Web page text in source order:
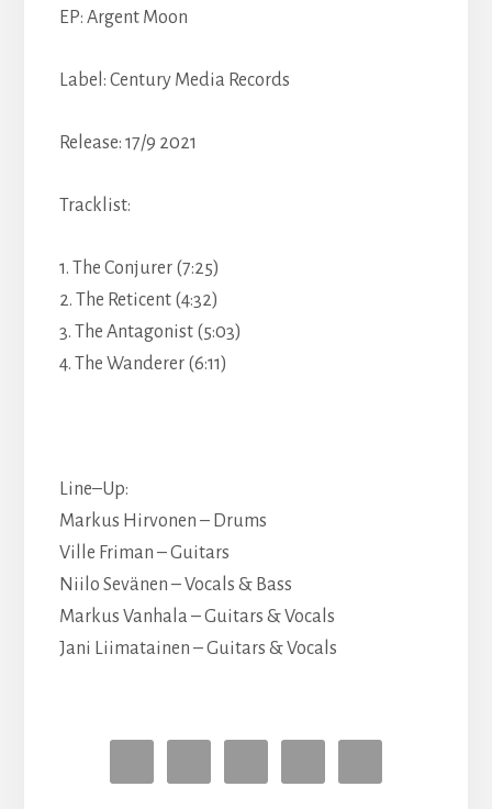
EP: Argent Moon
Label: Century Media Records
Release: 17/9 2021
Tracklist:
1. The Conjurer (7:25)
2. The Reticent (4:32)
3. The Antagonist (5:03)
4. The Wanderer (6:11)
Line–Up:
Markus Hirvonen – Drums
Ville Friman –Guitars
Niilo Sevänen –Vocals & Bass
Markus Vanhala –Guitars & Vocals
Jani Liimatainen –Guitars & Vocals